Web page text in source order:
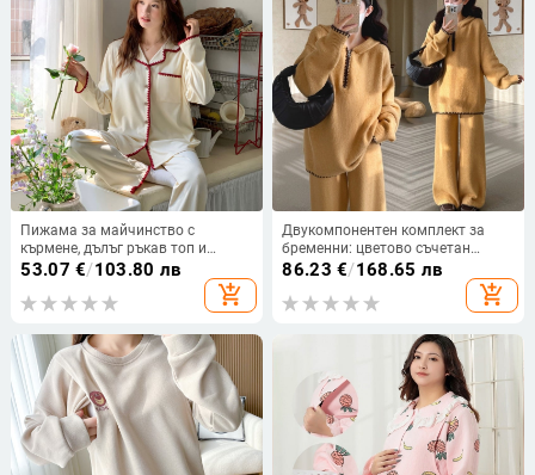
Пижама за майчинство с
кърмене, дълъг ръкав топ и
панталони, Derong полиестер-
спандекс плат, код 6327, есен
2025
53.07 €/103.80 лв
add_shopping_cart
Двукомпонентен комплект за
бременни: цветово съчетан
корейски качулков плетен топ и
панталони с широки крачоли,
акрилно влакно с 30–50%
86.23 €/168.65 лв
add_shopping_cart